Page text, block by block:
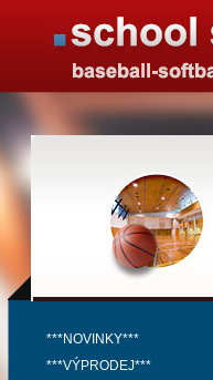
***NOVINKY***
***VÝPRODEJ***